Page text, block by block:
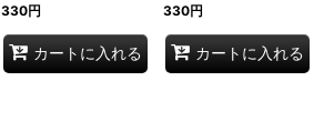
330円
カートに入れる
330円
カートに入れる